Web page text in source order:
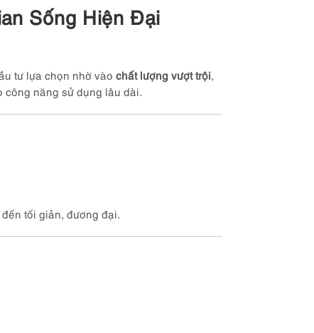
Sống Hiện Đại
tư lựa chọn nhờ vào chất lượng vượt trội,
công năng sử dụng lâu dài.
tối giản, đương đại.